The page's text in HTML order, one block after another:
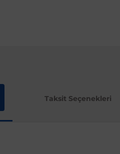
Taksit Seçenekleri